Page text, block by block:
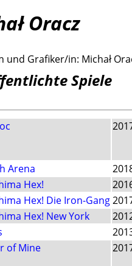
Oracz
und Grafiker/in: Michał
Spiele
Arena
Hex!
Hex! Die Iron-Gang
Hex! New York
of Mine